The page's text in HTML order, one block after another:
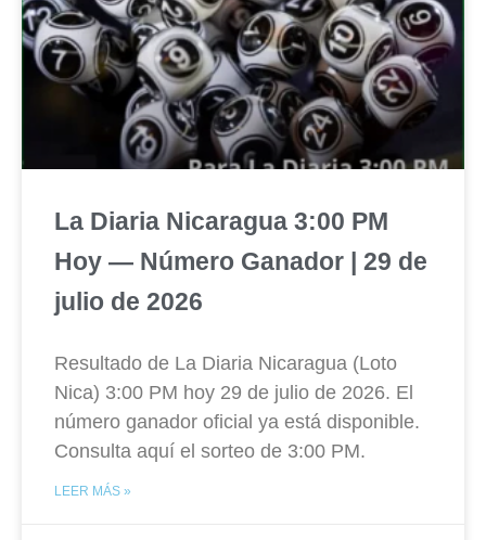
La Diaria Nicaragua 3:00 PM
Hoy — Número Ganador | 29 de
julio de 2026
Resultado de La Diaria Nicaragua (Loto
Nica) 3:00 PM hoy 29 de julio de 2026. El
número ganador oficial ya está disponible.
Consulta aquí el sorteo de 3:00 PM.
LEER MÁS »